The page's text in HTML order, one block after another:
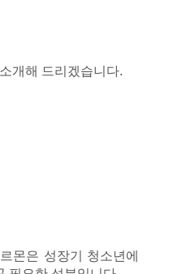
개해 드리겠습니다.
몬은 성장기 청소년에